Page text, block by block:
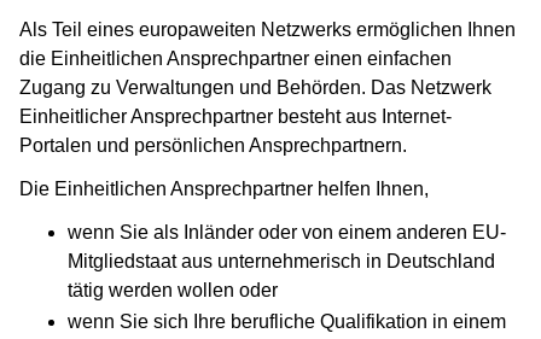
Als Teil eines europaweiten Netzwerks ermöglichen Ihnen
die Einheitlichen Ansprechpartner einen einfachen
Zugang zu Verwaltungen und Behörden. Das Netzwerk
Einheitlicher Ansprechpartner besteht aus Internet-
Portalen und persönlichen Ansprechpartnern.
Die Einheitlichen Ansprechpartner helfen Ihnen,
wenn Sie als Inländer oder von einem anderen EU-
Mitgliedstaat aus unternehmerisch in Deutschland
tätig werden wollen oder
wenn Sie sich Ihre berufliche Qualifikation in einem